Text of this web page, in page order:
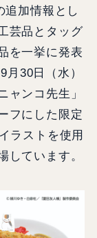
追加情報とし
芸品とタッグ
を一挙に発表
30日（水）
ャンコ先生」
フにした限定
ラストを使用
しています。